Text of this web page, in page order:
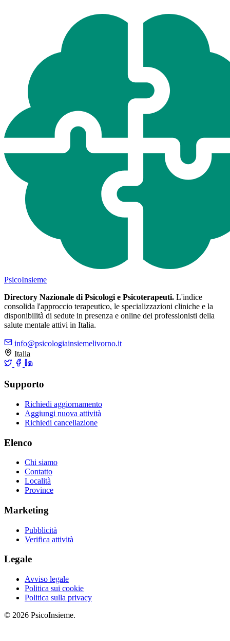
PsicoInsieme
Directory Nazionale di Psicologi e Psicoterapeuti. L'indice
consolida l'approccio terapeutico, le specializzazioni cliniche e la
disponibilità di sedute in presenza e online dei professionisti della
salute mentale attivi in Italia.
info@psicologiainsiemelivorno.it
Italia
Supporto
Richiedi aggiornamento
Aggiungi nuova attività
Richiedi cancellazione
Elenco
Chi siamo
Contatto
Località
Province
Marketing
Pubblicità
Verifica attività
Legale
Avviso legale
Politica sui cookie
Politica sulla privacy
© 2026 PsicoInsieme.